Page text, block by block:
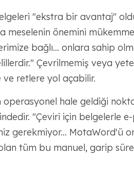
"ekstra bir avantaj"
meselenin önemini
bağlı... onlara sahip
Çevrilmemiş veya
retlere yol açabilir.
operasyonel hale geldiği
"Çeviri için belgelerle
gerekmiyor... MotaWord'ü
tüm bu manuel, garip